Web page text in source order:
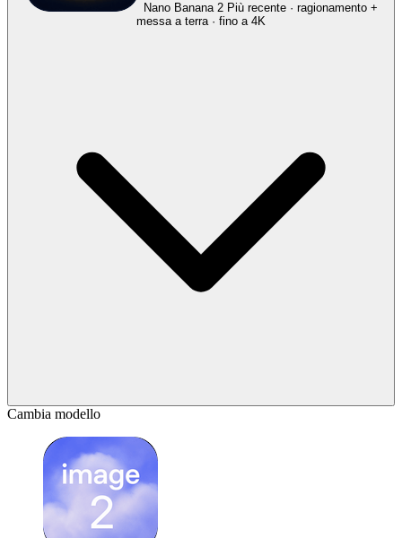
Nano Banana 2 Più recente · ragionamento +
messa a terra · fino a 4K
Cambia modello